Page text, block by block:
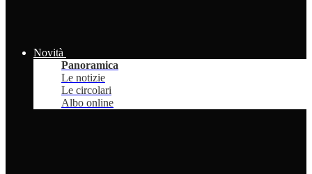
Novità
Panoramica
Le notizie
Le circolari
Albo online